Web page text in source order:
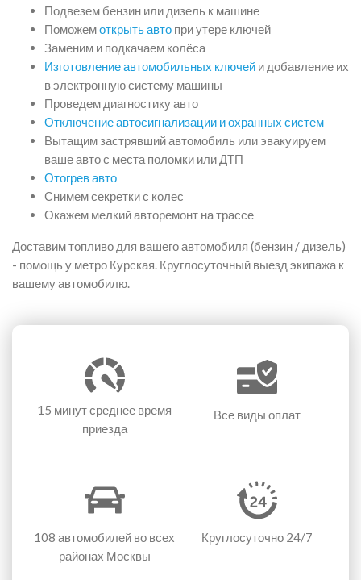
Подвезем бензин или дизель к машине
Поможемоткрыть авто при утере ключей
Заменим и подкачаем колёса
Изготовление автомобильных ключей и добавление их
в электронную систему машины
Проведем диагностику авто
Отключение автосигнализации и охранных систем
Вытащим застрявший автомобиль или эвакуируем
ваше авто с места поломки или ДТП
Отогрев авто
Снимем секретки с колес
Окажем мелкий авторемонт на трассе
Доставим топливо для вашего автомобиля (бензин / дизель)
- помощь у метро Курская. Круглосуточный выезд экипажа к
вашему автомобилю.
15 минутсреднее время
приезда
Все виды оплат
108 автомобилей во всех
районах Москвы
Круглосуточно 24/7